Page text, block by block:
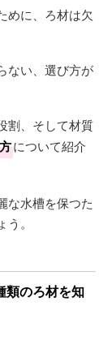
めに、ろ材は欠
ない、選び方が
割、そして材質
について紹介
な水槽を保つた
。
類のろ材を知